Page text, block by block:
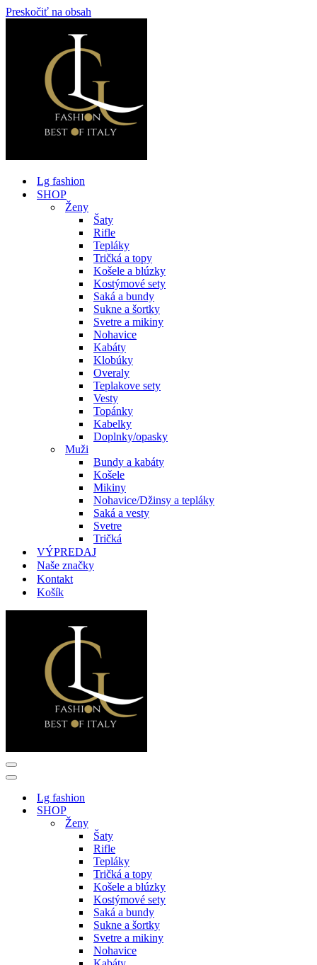
Preskočiť na obsah
Lg fashion
SHOP
Ženy
Šaty
Rifle
Tepláky
Tričká a topy
Košele a blúzky
Kostýmové sety
Saká a bundy
Sukne a šortky
Svetre a mikiny
Nohavice
Kabáty
Klobúky
Overaly
Teplakove sety
Vesty
Topánky
Kabelky
Doplnky/opasky
Muži
Bundy a kabáty
Košele
Mikiny
Nohavice/Džinsy a tepláky
Saká a vesty
Svetre
Tričká
VÝPREDAJ
Naše značky
Kontakt
Košík
Menu
navigácie
Menu
navigácieLg fashion
SHOP
Ženy
Šaty
Rifle
Tepláky
Tričká a topy
Košele a blúzky
Kostýmové sety
Saká a bundy
Sukne a šortky
Svetre a mikiny
Nohavice